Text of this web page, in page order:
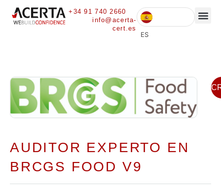
ES
+34 91 740 2660
info@acerta-
cert.es
AUDITOR EXPERTO EN
BRCGS FOOD V9